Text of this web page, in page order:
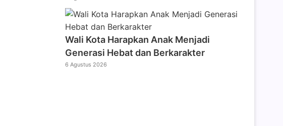
Wali Kota Harapkan Anak Menjadi
Generasi Hebat dan Berkarakter
6 Agustus 2026